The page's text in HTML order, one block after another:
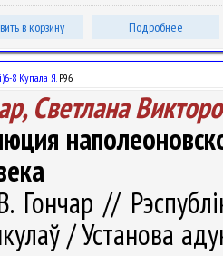
в корзину Подробнее
8 Купала Я.Р96
Светлана
Гончар //
/ Установа